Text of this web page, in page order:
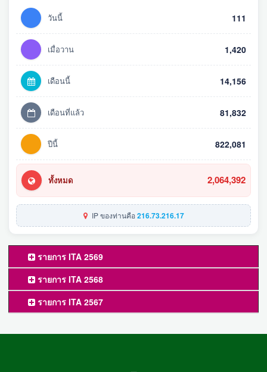
วันนี้ 111
เมื่อวาน 1,420
เดือนนี้ 14,156
เดือนที่แล้ว 81,832
ปีนี้ 822,081
ทั้งหมด 2,064,392
IP ของท่านคือ216.73.216.17
รายการ ITA 2569
รายการ ITA 2568
รายการ ITA 2567